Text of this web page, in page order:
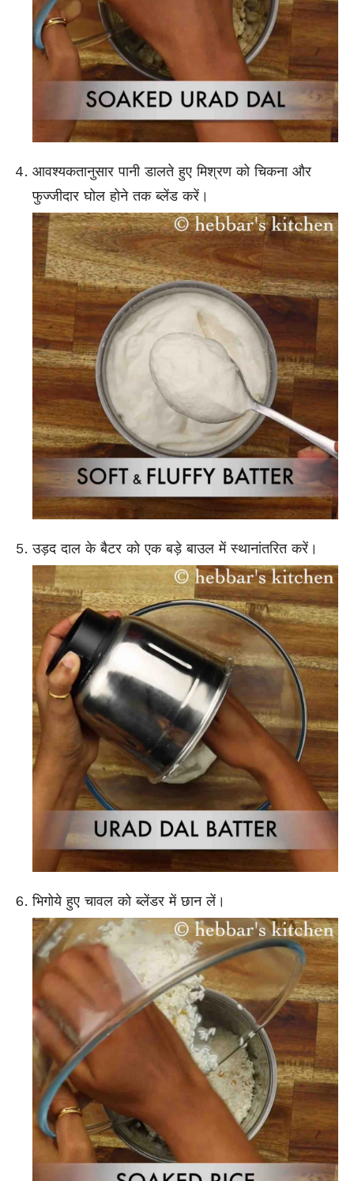
आवश्यकतानुसार पानी डालते हुए मिश्रण को चिकना और
फुज्जीदार घोल होने तक ब्लेंड करें।
उड़द दाल के बैटर को एक बड़े बाउल में स्थानांतरित करें।
भिगोये हुए चावल को ब्लेंडर में छान लें।